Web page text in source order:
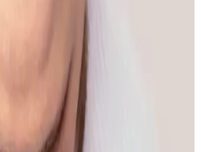
kolaylıkla adapte olur.
İçin Doğal ve Şık
Önerileri
ve uyumlu makyaj için cilt tonu
günlere uygun teknikler
bakımı görünümü tamamlar.